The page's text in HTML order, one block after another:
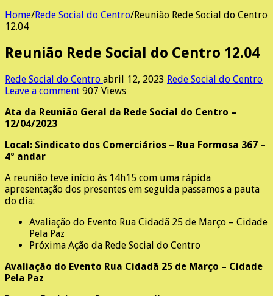
Home/Rede Social do Centro/Reunião Rede Social do Centro
12.04
Reunião Rede Social do Centro 12.04
Rede Social do Centro abril 12, 2023 Rede Social do Centro
Leave a comment 907 Views
Ata da Reunião Geral da Rede Social do Centro –
12/04/2023
Local: Sindicato dos Comerciários – Rua Formosa 367 –
4º andar
A reunião teve início às 14h15 com uma rápida
apresentação dos presentes em seguida passamos a pauta
do dia:
Avaliação do Evento Rua Cidadã 25 de Março – Cidade
Pela Paz
Próxima Ação da Rede Social do Centro
Avaliação do Evento Rua Cidadã 25 de Março – Cidade
Pela Paz